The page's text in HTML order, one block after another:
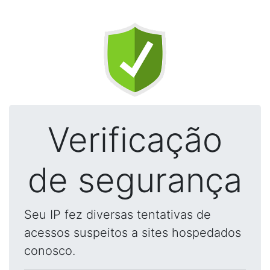
Verificação
de segurança
Seu IP fez diversas tentativas de
acessos suspeitos a sites hospedados
conosco.